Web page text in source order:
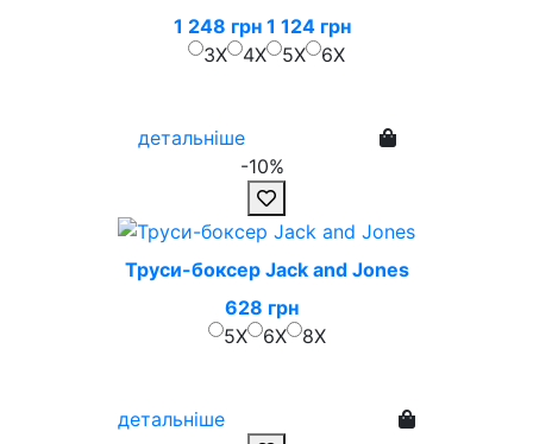
1 248 грн 1 124 грн
3X
4X 5X 6X
детальніше
-10%
Труси-боксер Jack and Jones
628 грн
5X
6X 8X
детальніше